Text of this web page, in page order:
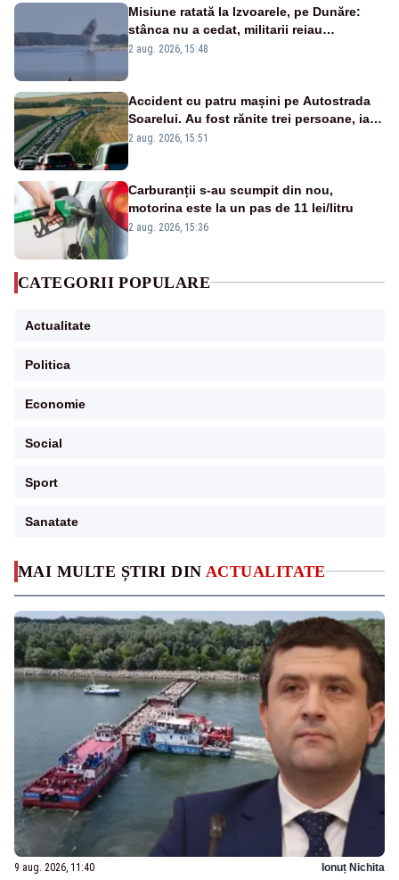
MAI MULTE ȘTIRI DIN ACTUALITATE
9 aug. 2026, 11:40 Ionuț Nichita
Misiune ratată la Izvoarele, pe Dunăre:
stânca nu a cedat, militarii reiau
detonările luni – VIDEO
2 aug. 2026, 15:48
Accident cu patru mașini pe Autostrada
Soarelui. Au fost rănite trei persoane, iar
traficul se desfășoară cu dificultate
2 aug. 2026, 15:51
Carburanții s-au scumpit din nou,
motorina este la un pas de 11 lei/litru
2 aug. 2026, 15:36
CATEGORII POPULARE
Actualitate
Politica
Economie
Social
Sport
Sanatate